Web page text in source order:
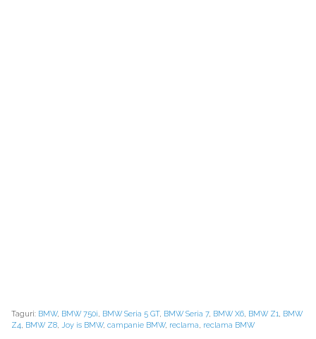
Taguri: BMW, BMW 750i, BMW Seria 5 GT, BMW Seria 7, BMW X6, BMW Z1, BMW
Z4, BMW Z8, Joy is BMW, campanie BMW, reclama, reclama BMW